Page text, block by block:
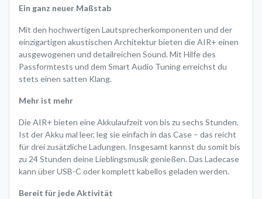
Ein ganz neuer Maßstab
Mit den hochwertigen Lautsprecherkomponenten und der
einzigartigen akustischen Architektur bieten die AIR+ einen
ausgewogenen und detailreichen Sound. Mit Hilfe des
Passformtests und dem Smart Audio Tuning erreichst du
stets einen satten Klang.
Mehr ist mehr
Die AIR+ bieten eine Akkulaufzeit von bis zu sechs Stunden.
Ist der Akku mal leer, leg sie einfach in das Case – das reicht
für drei zusätzliche Ladungen. Insgesamt kannst du somit bis
zu 24 Stunden deine Lieblingsmusik genießen. Das Ladecase
kann über USB-C oder komplett kabellos geladen werden.
Bereit für jede Aktivität